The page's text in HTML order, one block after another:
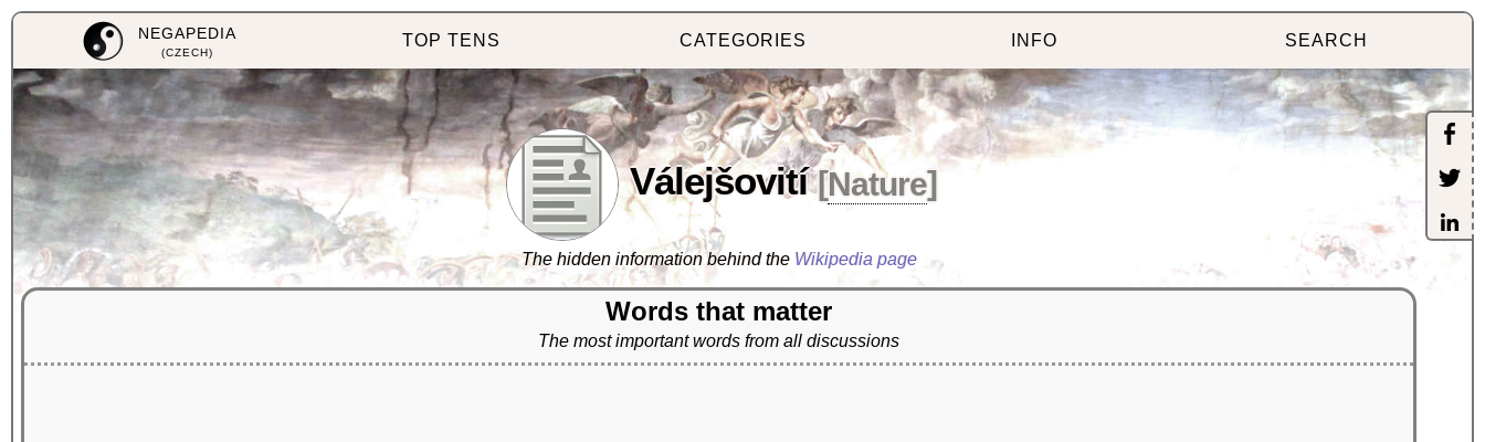
NEGAPEDIA
(CZECH)
TOP TENS CATEGORIES INFO SEARCH
Válejšovití [Nature]
The hidden information behind the Wikipedia page
Words that matter
The most important words from all discussions